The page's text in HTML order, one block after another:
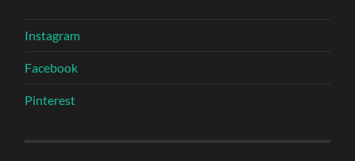
Instagram
Facebook
Pinterest